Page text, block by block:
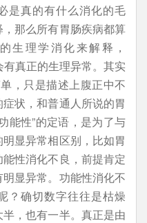
是真的有什么消化的毛
那么所有胃肠疾病都算
生理学消化来解释，
真正的生理异常。其实
，只是描述上腹正中不
状，和普通人所说的胃
能性”的定语，是为了与
显异常相区别，比如胃
性消化不良，前提肯定
显异常。功能性消化不
？确切数字往往是枯燥
，也有一半。真正是由